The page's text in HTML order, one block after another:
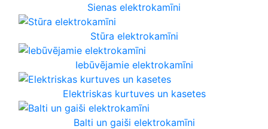
Sienas elektrokamīni
Stūra elektrokamīni
Iebūvējamie elektrokamīni
Elektriskas kurtuves un kasetes
Balti un gaiši elektrokamīni